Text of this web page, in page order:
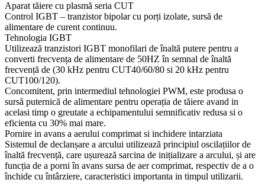
Aparat tăiere cu plasmă seria CUT
Control IGBT – tranzistor bipolar cu porți izolate, sursă de
alimentare de curent continuu.
Tehnologia IGBT
Utilizează tranzistori IGBT monofilari deînaltă putere pentru a
converti frecvența de alimentare de 50HZîn semnal deînaltă
frecvență de (30 kHz pentru CUT40/60/80 si 20 kHz pentru
CUT100/120).
Concomitent, prin intermediul tehnologiei PWM, este produsa o
sursă puternică de alimentare pentru operația de tăiere avand in
acelasi timp o greutate a echipamentului semnificativ redusa si o
eficienta cu 30% mai mare.
Pornire in avans a aerului comprimat si inchidere intarziata
Sistemul de declanșare a arcului utilizează principiul oscilațiilor de
înaltă frecvență, care ușurează sarcina de inițializare a arcului, și are
funcția de a porni în avans sursa de aer comprimat, respectiv de a o
închide cu întârziere, caracteristici importanta in timpul utilizarii.